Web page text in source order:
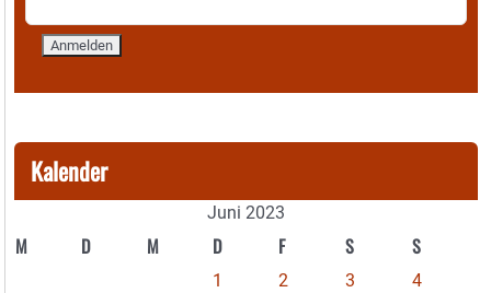
Kalender
Juni 2023
M D M D F S S
1 2 3
4